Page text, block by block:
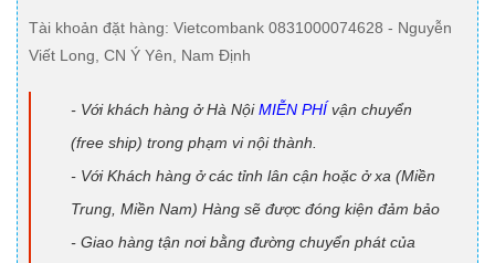
Tài khoản đặt hàng: Vietcombank 0831000074628 - Nguyễn
Viết Long, CN Ý Yên, Nam Định
- Với khách hàng ở Hà NộiMIỄN PHÍ vận chuyển
(free ship) trong phạm vi nội thành.
- Với Khách hàng ở các tỉnh lân cận hoặc ở xa (Miền
Trung, Miền Nam) Hàng sẽ được đóng kiện đảm bảo
- Giao hàng tận nơi bằng đường chuyển phát của